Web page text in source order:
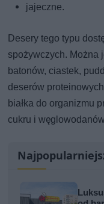
jajeczne.
Desery tego typu
spożywczych. Można
batonów, ciastek,
deserów
białka do organizmu
cukru i